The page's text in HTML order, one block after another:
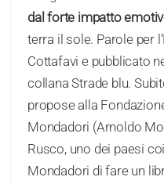
dal forte impatto
terra il sole. Parole per
Cottafavi e pubblicato
collana Strade blu.
propose alla
Mondadori (Arnoldo
Rusco, uno dei paesi
Mondadori di fare un